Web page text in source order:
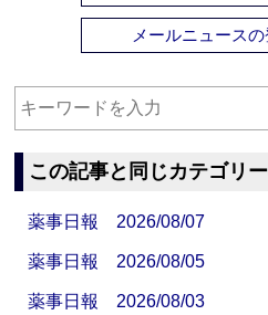
メールニュースの
この記事と同じカテゴリ
薬事日報 2026/08/07
薬事日報 2026/08/05
薬事日報 2026/08/03